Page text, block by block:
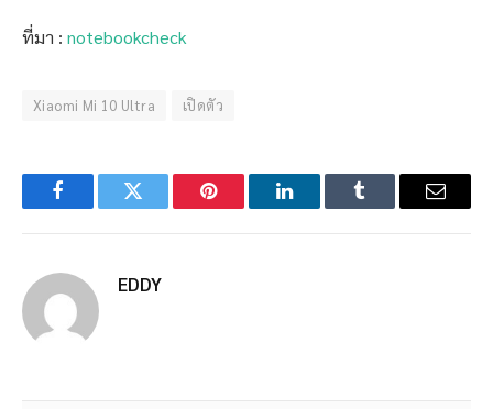
ที่มา : notebookcheck
Xiaomi Mi 10 Ultra เปิดตัว
FacebookTwitter Pinterest LinkedInTumblr Email
EDDY